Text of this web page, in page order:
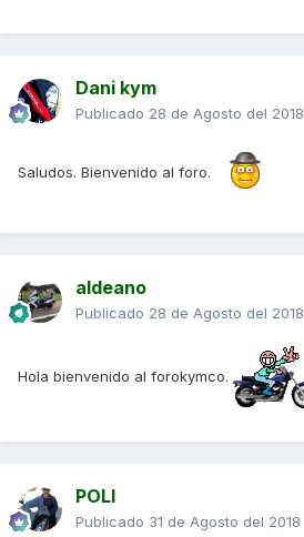
Dani kym
Publicado 28 de Agosto del 2018
Saludos. Bienvenido al foro.
aldeano
Publicado 28 de Agosto del 2018
Hola bienvenido al forokymco.
POLI
Publicado 31 de Agosto del 2018